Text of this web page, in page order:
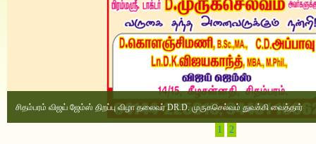
சிதம்பரம் விஜய் ஜேம்ஸ் திறப்பு விழா தலைவர் DR.D. முருகசெல்வம் துவக்கி வைத்தார்
1 2